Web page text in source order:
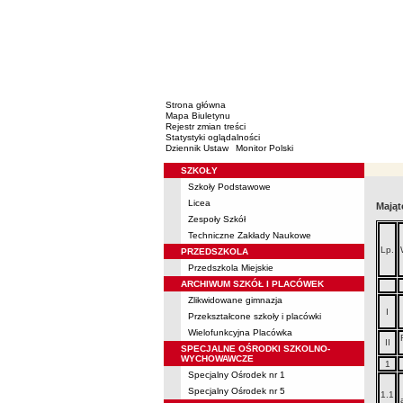
Strona główna
Mapa Biuletynu
Rejestr zmian treści
Statystyki oglądalności
Dziennik Ustaw
Monitor Polski
Menu
SZKOŁY
Szkoły Podstawowe
Licea
Zespoły Szkół
Techniczne Zakłady Naukowe
PRZEDSZKOLA
Przedszkola Miejskie
ARCHIWUM SZKÓŁ I PLACÓWEK
Zlikwidowane gimnazja
Przekształcone szkoły i placówki
Wielofunkcyjna Placówka
SPECJALNE OŚRODKI SZKOLNO-
WYCHOWAWCZE
Specjalny Ośrodek nr 1
Specjalny Ośrodek nr 5
Lp.
I
II
1
1.1